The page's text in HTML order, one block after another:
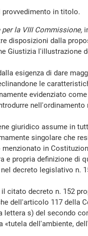
in titolo.
per la VIII Commissione,
disposizioni dalla
Giustizia l'illustrazione
esigenza di dare
le
evidenziato
nell'ordinamento
giuridico assume in
singolare che
in
e propria definizione di
decreto legislativo n.
decreto n. 152
dell'articolo 117 della
lettera s) del secondo
dell'ambiente,